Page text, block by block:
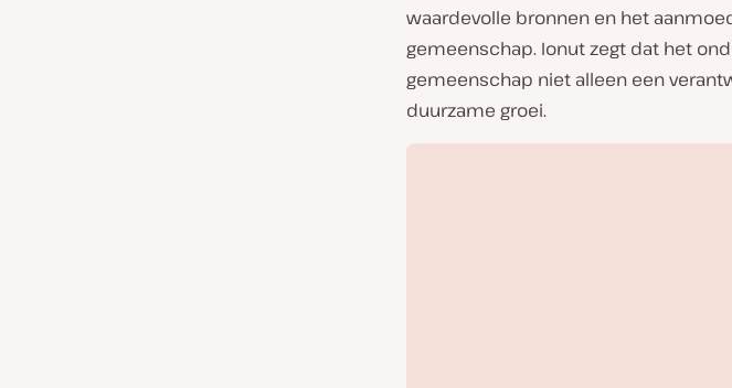
waardevolle bronnen en het
gemeenschap. Ionut zegt dat het
gemeenschap niet alleen een
duurzame groei.